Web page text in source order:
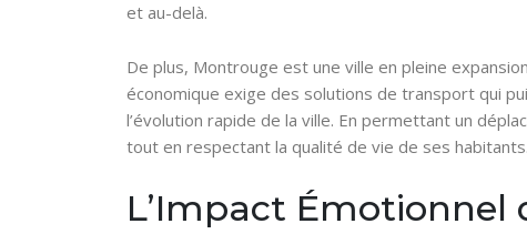
et au-delà.
De plus, Montrouge est une ville en pleine
économique exige des solutions de transport qui
l’évolution rapide de la ville. En permettant un
tout en respectant la qualité de vie de ses habitants.
L’Impact Émotionnel